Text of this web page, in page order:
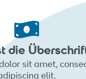
die
sit amet,
elit.